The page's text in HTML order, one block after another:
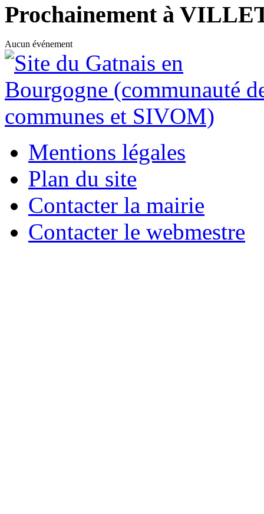
Prochainement à
Aucun événement
Mentions légales
Plan du site
Contacter la mairie
Contacter le webmestre